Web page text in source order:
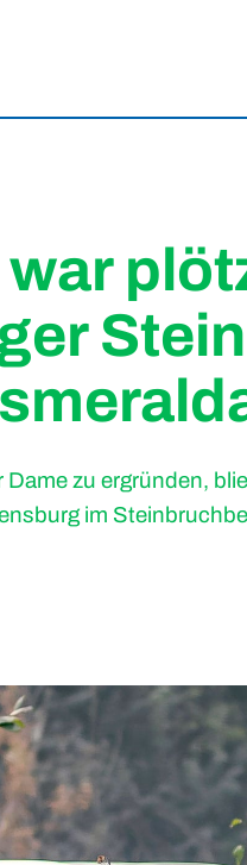
zu ergründen,
im